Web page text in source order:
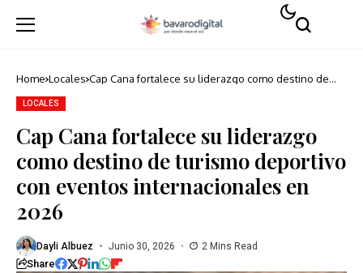
Home Locales Cap Cana fortalece su liderazgo como destino de
LOCALES
Cap Cana fortalece su liderazgo
como destino de turismo deportivo
con eventos internacionales en
2026
Dayli Albuez Junio 30, 2026 2 Mins Read
Share